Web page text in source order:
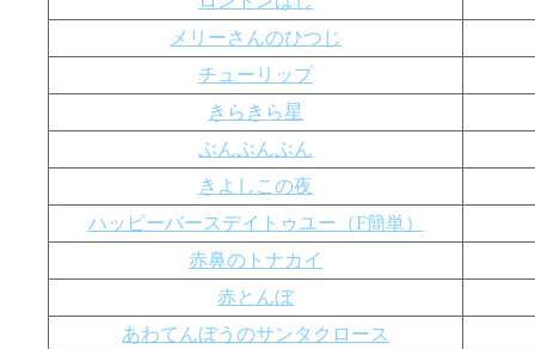
メリーさんのひつじ
チューリップ
きらきら星
ぶんぶんぶん
きよしこの夜
ハッピーバースデイトゥユー（F簡単）
赤鼻のトナカイ
赤とんぼ
あわてんぼうのサンタクロース